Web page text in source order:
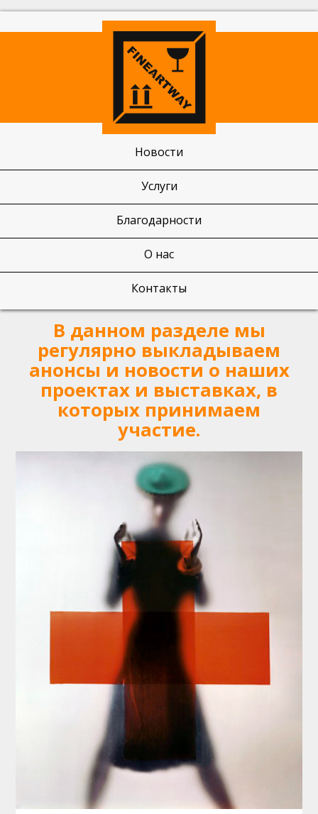
Новости
Услуги
Благодарности
О нас
Контакты
В данном разделе мы
регулярно выкладываем
анонсы и новости о наших
проектах и выставках, в
которых принимаем
участие.